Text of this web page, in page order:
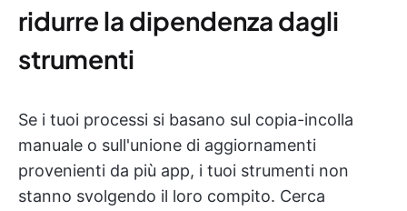
ridurre la dipendenza dagli
strumenti
Se i tuoi processi si basano sul copia-incolla
manuale o sull'unione di aggiornamenti
provenienti da più app, i tuoi strumenti non
stanno svolgendo il loro compito. Cerca